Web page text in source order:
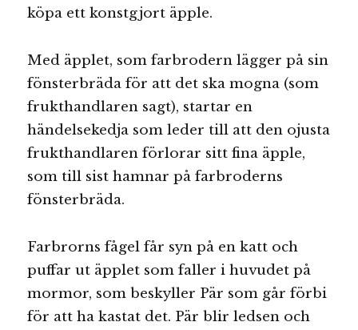
köpa ett konstgjort äpple.
Med äpplet, som farbrodern lägger på sin
fönsterbräda för att det ska mogna (som
frukthandlaren sagt), startar en
händelsekedja som leder till att den ojusta
frukthandlaren förlorar sitt fina äpple,
som till sist hamnar på farbroderns
fönsterbräda.
Farbrorns fågel får syn på en katt och
puffar ut äpplet som faller i huvudet på
mormor, som beskyller Pär som går förbi
för att ha kastat det. Pär blir ledsen och